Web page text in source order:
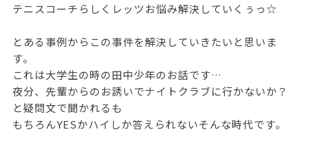
テニスコーチらしくレッツお悩み解決していくぅっ☆
とある事例からこの事件を解決していきたいと思いま
す。
これは大学生の時の田中少年のお話です…
夜分、先輩からのお誘いでナイトクラブに行かないか？
と疑問文で聞かれるも
もちろんYESかハイしか答えられないそんな時代です。